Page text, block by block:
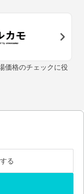
価格のチェックに役
る